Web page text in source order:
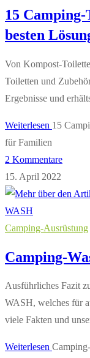
15
besten
Von Kompost-
Toiletten und
Ergebnisse und
Weiterlesen 15
für Familien
2 Kommentare
15. April 2022
Camping-Ausrüstung
Camping-
Ausführliches Fazit
WASH, welches für
viele Fakten und
Weiterlesen